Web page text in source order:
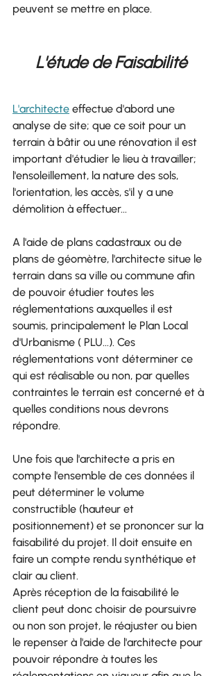
peuvent se mettre en place.
L'étude de Faisabilité
L'architecte effectue d'abord une
analyse de site; que ce soit pour un
terrain à bâtir ou une rénovation il est
important d'étudier le lieu à travailler;
l'ensoleillement, la nature des sols,
l'orientation, les accès, s'il y a une
démolition à effectuer...
A l'aide de plans cadastraux ou de
plans de géomètre, l'architecte situe le
terrain dans sa ville ou commune afin
de pouvoir étudier toutes les
réglementations auxquelles il est
soumis, principalement le Plan Local
d'Urbanisme ( PLU...). Ces
réglementations vont déterminer ce
qui est réalisable ou non, par quelles
contraintes le terrain est concerné et à
quelles conditions nous devrons
répondre.
Une fois que l'architecte a pris en
compte l'ensemble de ces données il
peut déterminer le volume
constructible (hauteur et
positionnement) et se prononcer sur la
faisabilité du projet. Il doit ensuite en
faire un compte rendu synthétique et
clair au client.
Après réception de la faisabilité le
client peut donc choisir de poursuivre
ou non son projet, le réajuster ou bien
le repenser à l'aide de l'architecte pour
pouvoir répondre à toutes les